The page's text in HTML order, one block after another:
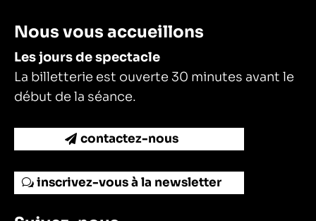
Nous vous accueillons
Les jours de spectacle
La billetterie est ouverte 30 minutes avant le
début de la séance.
contactez-nous
inscrivez-vous à la newsletter